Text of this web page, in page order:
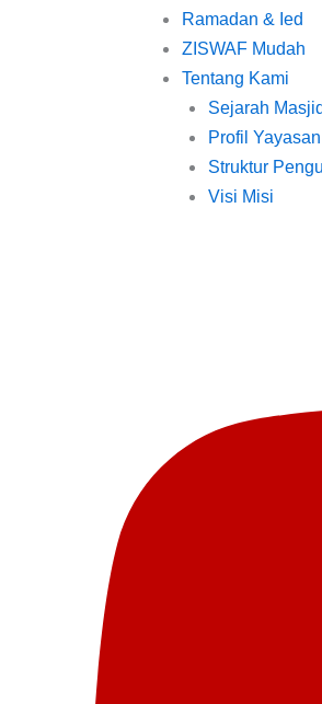
Ramadan & Ied
ZISWAF Mudah
Tentang Kami
Sejarah
Profil Yayasan
Struktur
Visi Misi